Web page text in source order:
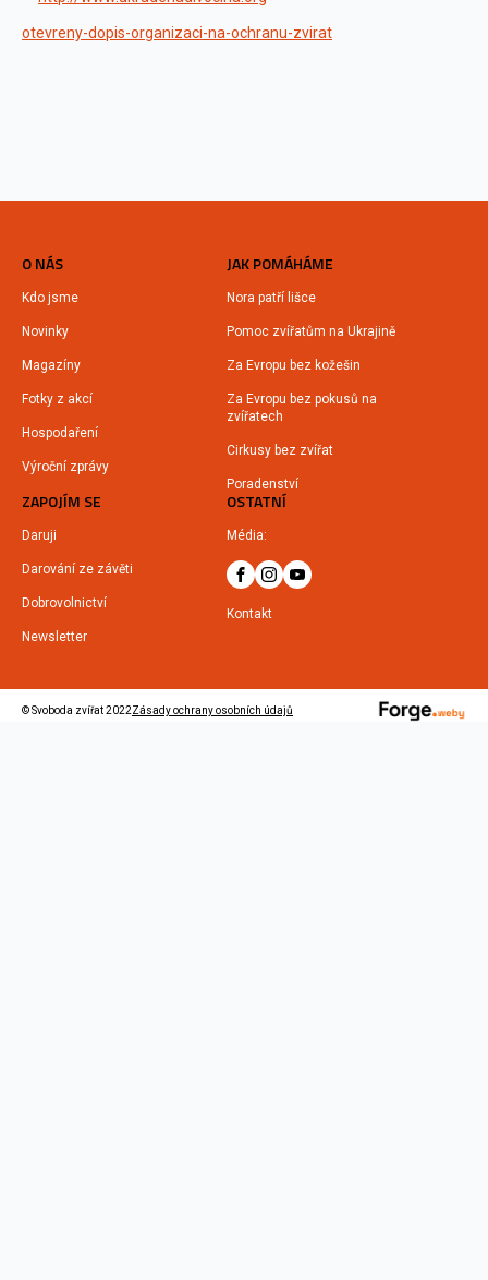
otevreny-dopis-organizaci-na-ochranu-zvirat
O NÁS
Kdo jsme
Novinky
Magazíny
Fotky z akcí
Hospodaření
Výroční zprávy
JAK POMÁHÁME
Nora patří lišce
Pomoc zvířatům na Ukrajině
Za Evropu bez kožešin
Za Evropu bez pokusů na
zvířatech
Cirkusy bez zvířat
Poradenství
ZAPOJÍM SE
Daruji
Darování ze závěti
Dobrovolnictví
Newsletter
OSTATNÍ
Média:
Kontakt
© Svoboda zvířat 2022Zásady ochrany osobních údajů